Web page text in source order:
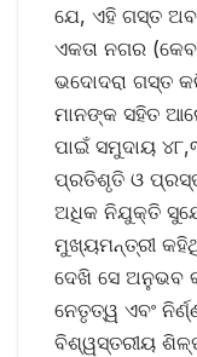
ଯେ, ଏହି ଗସ୍ତ
ଏକତା ନଗର
ଭଦୋଦରା ଗସ୍ତ
ମାନଙ୍କ ସହିତ
ପାଇଁ ସମୁଦାୟ
ପ୍ରତିଶୃତି ଓ
ଅଧିକ ନିଯୁକ୍ତି
ମୁଖ୍ୟମନ୍ତ୍ରୀ
ଦେଖି ସେ ଅନୁଭବ
ନେତୃତ୍ୱ ଏବଂ
ବିଶ୍ୱସ୍ତରୀୟ